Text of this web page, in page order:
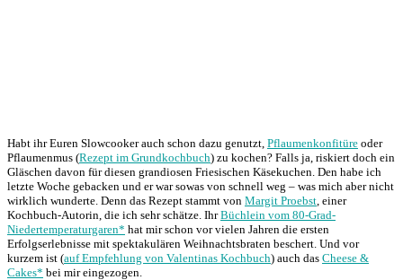
Habt ihr Euren Slowcooker auch schon dazu genutzt, Pflaumenkonfitüre oder
Pflaumenmus (Rezept im Grundkochbuch) zu kochen? Falls ja, riskiert doch ein
Gläschen davon für diesen grandiosen Friesischen Käsekuchen. Den habe ich
letzte Woche gebacken und er war sowas von schnell weg – was mich aber nicht
wirklich wunderte. Denn das Rezept stammt von Margit Proebst , einer
Kochbuch-Autorin, die ich sehr schätze. IhrBüchlein vom 80-Grad-
Niedertemperaturgaren* hat mir schon vor vielen Jahren die ersten
Erfolgserlebnisse mit spektakulären Weihnachtsbraten beschert. Und vor
kurzem ist (auf Empfehlung von Valentinas Kochbuch) auch das Cheese &
Cakes* bei mir eingezogen.